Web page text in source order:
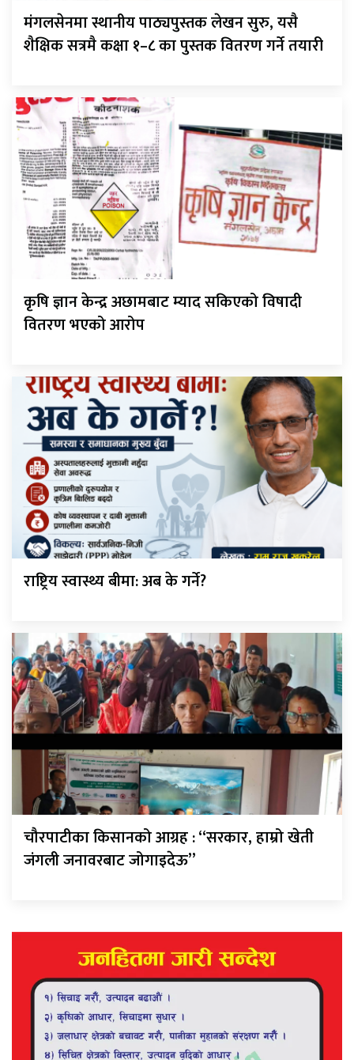
मंगलसेनमा स्थानीय पाठ्यपुस्तक लेखन सुरु, यसै
शैक्षिक सत्रमै कक्षा १–८ का पुस्तक वितरण गर्ने तयारी
कृषि ज्ञान केन्द्र अछामबाट म्याद सकिएको विषादी
वितरण भएको आरोप
राष्ट्रिय स्वास्थ्य बीमा: अब के गर्ने?
चौरपाटीका किसानको आग्रह : “सरकार, हाम्रो खेती
जंगली जनावरबाट जोगाइदेऊ”